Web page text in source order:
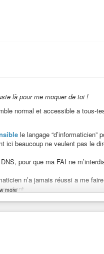
là pour me moquer de toi !
normal et accessible a tous-
le langage
beaucoup ne veulent pas le
pour que ma FAI ne
n’a jamais réussi a me
…
more